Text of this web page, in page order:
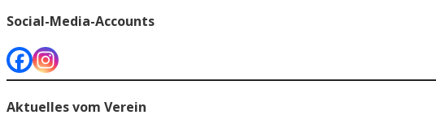
Social-Media-Accounts
Aktuelles vom Verein